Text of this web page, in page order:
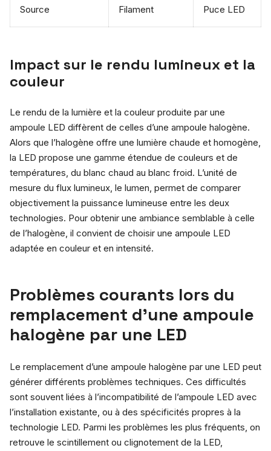
Source Filament Puce LED
Impact sur le rendu lumineux et la
couleur
Le rendu de la lumière et la couleur produite par une
ampoule LED diffèrent de celles d’une ampoule halogène.
Alors que l’halogène offre une lumière chaude et homogène,
la LED propose une gamme étendue de couleurs et de
températures, du blanc chaud au blanc froid. L’unité de
mesure du flux lumineux, le lumen, permet de comparer
objectivement la puissance lumineuse entre les deux
technologies. Pour obtenir une ambiance semblable à celle
de l’halogène, il convient de choisir une ampoule LED
adaptée en couleur et en intensité.
Problèmes courants lors du
remplacement d’une ampoule
halogène par une LED
Le remplacement d’une ampoule halogène par une LED peut
générer différents problèmes techniques. Ces difficultés
sont souvent liées à l’incompatibilité de l’ampoule LED avec
l’installation existante, ou à des spécificités propres à la
technologie LED. Parmi les problèmes les plus fréquents, on
retrouve le scintillement ou clignotement de la LED,